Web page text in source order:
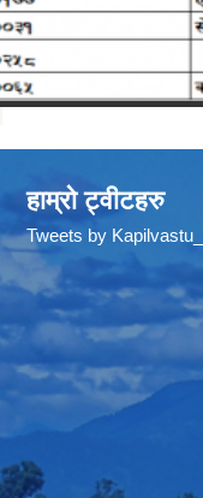
हाम्रो ट्वीटहरु
Tweets by